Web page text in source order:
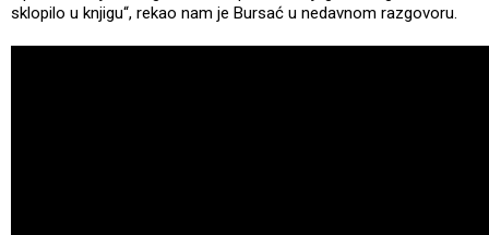
sklopilo u knjigu“, rekao nam je Bursać u nedavnom razgovoru.